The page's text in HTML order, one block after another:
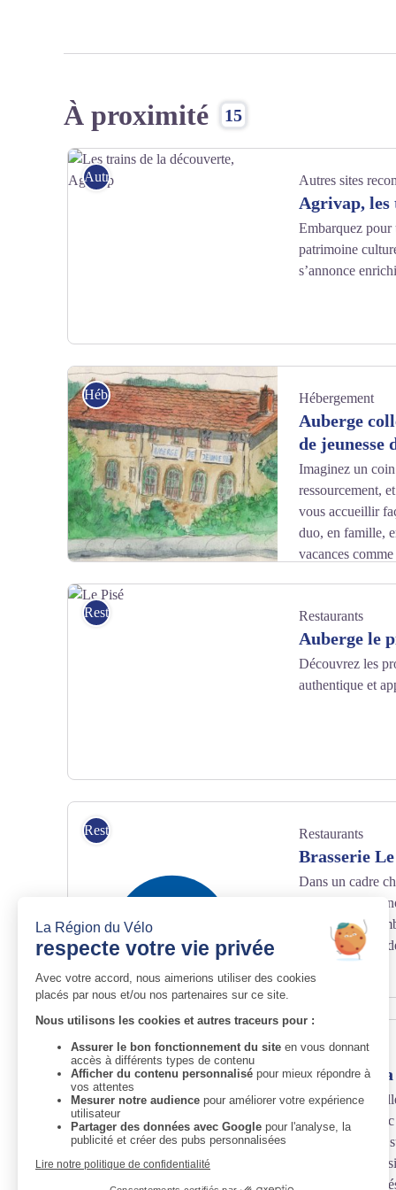
À proximité 15
Autres sites recommandés Autres sites
Agrivap, les
Embarquez
patrimoine
s’annonce
Hébergement Hébergement
Auberge
de jeunesse
Imaginez un
ressourcement,
vous accueillir
duo, en famille,
vacances
Restaurants Restaurants
Auberge le
Découvrez les
authentique et
Restaurants Restaurants
Brasserie
Dans un cadre
régionaux dans
Saint-Jean
sauf le 24 et 31
Hébergement Hébergement
Camping
Camping La
conviviales,
minimum situés
nombreuses
sanitaires